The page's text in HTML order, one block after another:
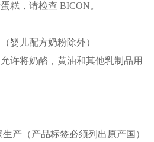
糕，请检查 BICON。
婴儿配方奶粉除外）
许将奶酪，黄油和其他乳制品用
产（产品标签必须列出原产国）